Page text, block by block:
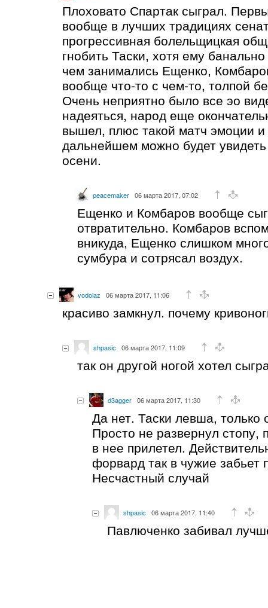
Плоховато Спартак сыграл.
вообще в лучших традициях
прогрессивная болельщицкая
гнобить Таски, хотя ему
чем занимались Ещенко,
вообще что-то с чем-то, толпой
Очень неприятно было все эо
надеяться, народ еще
вышел, плюс такой матч эмоции
дальнейшем можно будет
осени.
peacemaker 06 марта 2017, 07:02
Ещенко и Комбаров вообще
отвратительно. Комбаров
вникуда, Ещенко слишком
сумбура и сотрясал воздух.
vodolaz 06 марта 2017, 11:06
красиво замкнул. почему
shpasic 06 марта 2017, 11:09
так он другой ногой хотел
d3agger 06 марта 2017, 11:30
Да нет. Таски левша, только
Просто не развернул стопу,
в нее прилетел.
форвард так в чужие забьет
Несчастный случай
shpasic 06 марта 2017, 11:40
Павлюченко забивал